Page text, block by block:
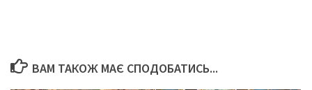
ВАМ ТАКОЖ МАЄ СПОДОБАТИСЬ...